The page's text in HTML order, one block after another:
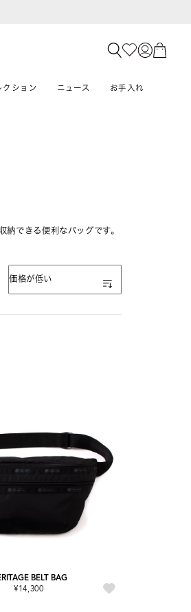
クション ニュース お手入れ
できる便利なバッグです。
表示順
価格が低い
BELT BAG
¥14,300